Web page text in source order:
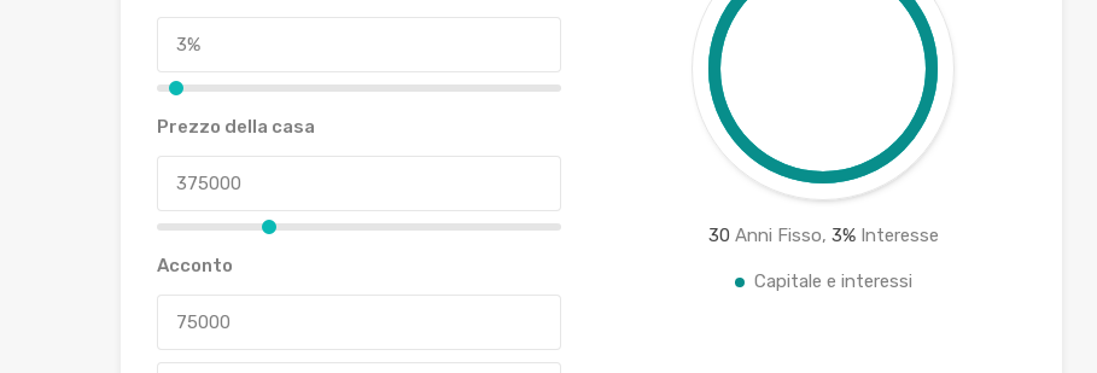
Prezzo della casa
Acconto
30 Anni Fisso, 3%Interesse
Capitale e interessi